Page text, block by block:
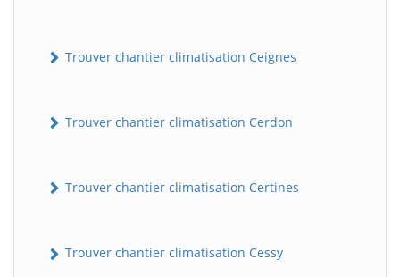
Trouver chantier climatisation Ceignes
Trouver chantier climatisation Cerdon
Trouver chantier climatisation Certines
Trouver chantier climatisation Cessy